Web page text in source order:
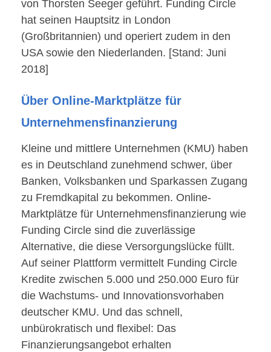
von Thorsten Seeger geführt. Funding Circle
hat seinen Hauptsitz in London
(Großbritannien) und operiert zudem in den
USA sowie den Niederlanden. [Stand: Juni
2018]
Über Online-Marktplätze für
Unternehmensfinanzierung
Kleine und mittlere Unternehmen (KMU) haben
es in Deutschland zunehmend schwer, über
Banken, Volksbanken und Sparkassen Zugang
zu Fremdkapital zu bekommen. Online-
Marktplätze für Unternehmensfinanzierung wie
Funding Circle sind die zuverlässige
Alternative, die diese Versorgungslücke füllt.
Auf seiner Plattform vermittelt Funding Circle
Kredite zwischen 5.000 und 250.000 Euro für
die Wachstums- und Innovationsvorhaben
deutscher KMU. Und das schnell,
unbürokratisch und flexibel: Das
Finanzierungsangebot erhalten